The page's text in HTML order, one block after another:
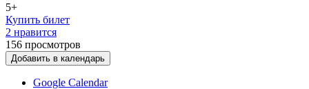
5+
Купить билет
2 нравится
156 просмотров
Добавить в календарь
Google Calendar